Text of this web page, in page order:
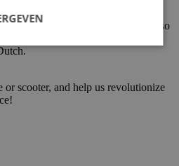
old.
to work in the Netherlands (we also
scooter, and help us revolutionize